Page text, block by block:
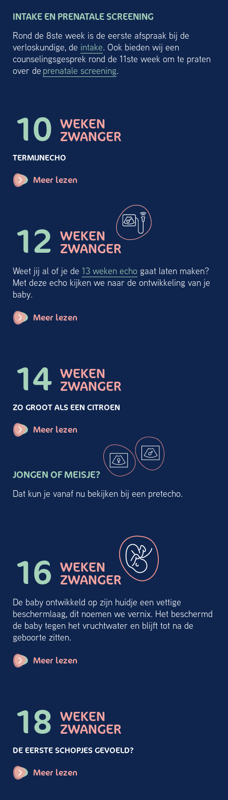
INTAKE EN PRENATALE SCREENING
Rond de 8ste week is de eerste afspraak bij de
verloskundige, de intake. Ook bieden wij een
counselingsgesprek rond de 11ste week om te praten
over de prenatale screening.
10 WEKEN
ZWANGER
TERMIJNECHO
Meer lezen
12 WEKEN
ZWANGER
Weet jij al of je de 13 weken echo gaat laten maken?
Met deze echo kijken we naar de ontwikkeling van je
baby.
Meer lezen
14 WEKEN
ZWANGER
ZO GROOT ALS EEN CITROEN
Meer lezen
JONGEN OF MEISJE?
Dat kun je vanaf nu bekijken bij een pretecho.
16 WEKEN
ZWANGER
De baby ontwikkeld op zijn huidje een vettige
beschermlaag, dit noemen we vernix. Het beschermd
de baby tegen het vruchtwater en blijft tot na de
geboorte zitten.
Meer lezen
18 WEKEN
ZWANGER
DE EERSTE SCHOPJES GEVOELD?
Meer lezen